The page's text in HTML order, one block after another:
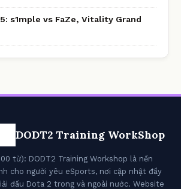
s1mple vs FaZe, Vitality Grand
DODT2 Training WorkShop
từ): DODT2 Training Workshop là nền
cho người yêu eSports, nơi cập nhật đầy
đấu Dota 2 trong và ngoài nước. Website